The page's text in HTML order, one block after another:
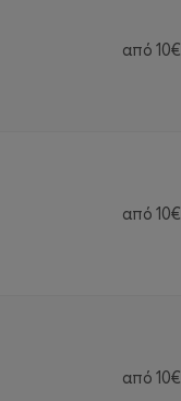
από 10€
από 10€
από 10€